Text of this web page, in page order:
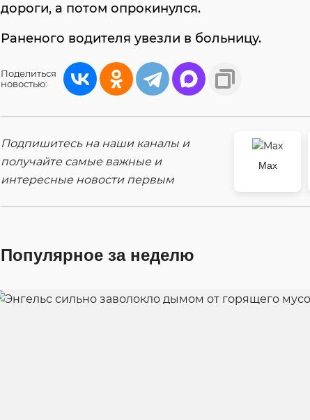
дороги, а потом опрокинулся.
Раненого водителя увезли в больницу.
Поделиться
новостью:
Подпишитесь на наши каналы и
получайте самые важные и
интересные новости первым
Max
Популярное за неделю